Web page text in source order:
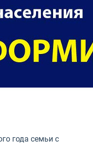
года семьи с